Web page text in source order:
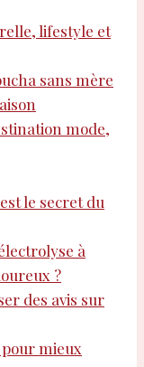
lifestyle et
sans mère
mode,
le secret du
à
?
des avis sur
mieux